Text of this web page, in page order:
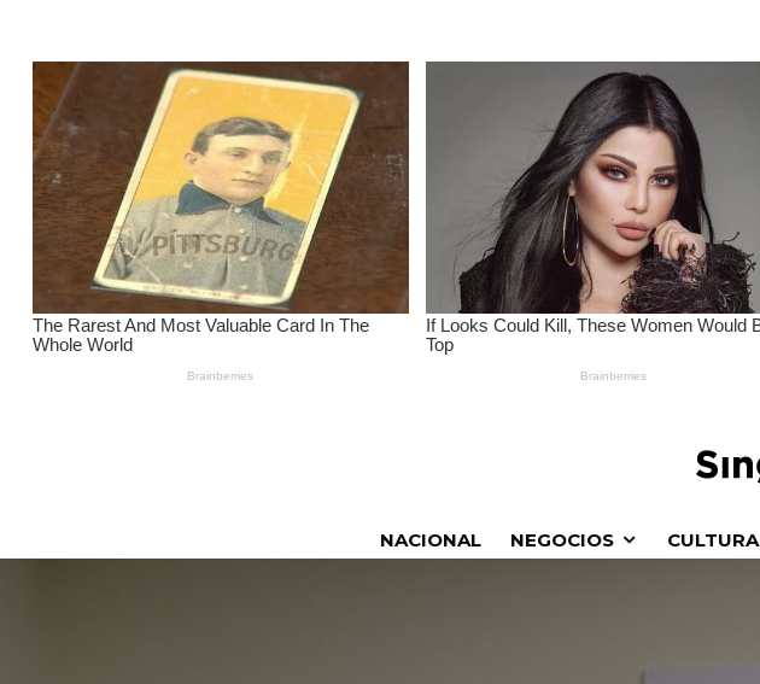
NACIONAL NEGOCIOS CULTURA